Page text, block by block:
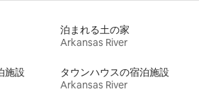
泊まれる土の家
Arkansas River
施設
タウンハウスの宿泊施設
Arkansas River